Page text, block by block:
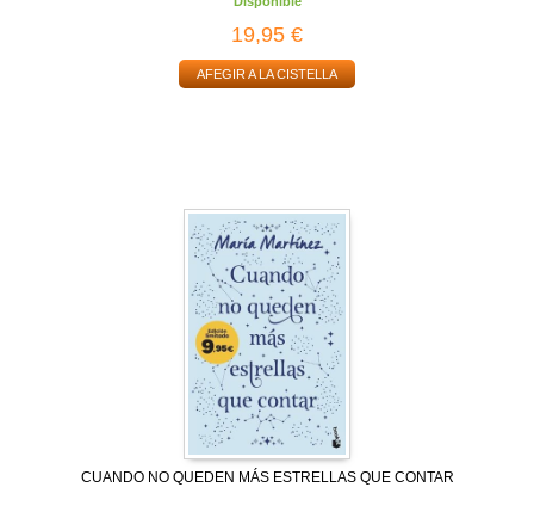
19,95 €
AFEGIR A LA CISTELLA
CUANDO NO QUEDEN MÁS ESTRELLAS QUE CONTAR